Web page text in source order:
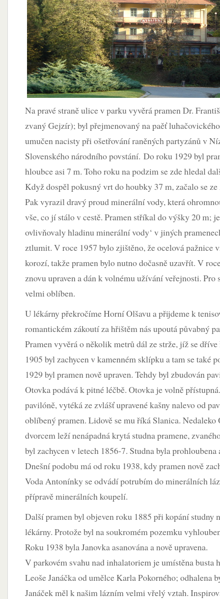
Na pravé straně ulice v parku vyvěrá pramen Dr.
zvaný Gejzír); byl přejmenovaný na paěť
umučen nacisty při ošetřování raněných partyzánů v
Slovenského národního povstání. Do roku 1929 byl
hloubce asi 7 m. Toho roku na podzim se zde hledal
Když dospěl pokusný vrt do houbky 37 m, začalo se
Pak vyrazil dravý proud minerální vody, která
vše, co jí stálo v cestě. Pramen stříkal do výšky 20 m;
ovlivňovaly hladinu minerální vody‘ v jiných
ztlumit. V roce 1957 bylo zjištěno, že ocelová pažnice
korozí, takže pramen bylo nutno dočasně uzavřít. V
znovu upraven a dán k volnému užívání veřejnosti.
velmi oblíben.
U lékárny překročíme Horní Olšavu a přijdeme k
romantickém zákoutí za hřištěm nás upoutá půvabný
Pramen vyvěrá o několik metrů dál ze strže, jíž se
1905 byl zachycen v kamenném sklípku a tam se také
1929 byl pramen nově upraven. Tehdy byl zbudován
Otovka podává k pitné léčbě. Otovka je volně
pavilóně, vytéká ze zvlášť upravené kašny nalevo od
oblíbený pramen. Lidově se mu říká Slanica.
dvorcem leží nenápadná krytá studna pramene,
byl zachycen v letech 1856-7. Studna byla
Dnešní podobu má od roku 1938, kdy pramen nově
Voda Antonínky se odvádí potrubím do minerálních
přípravě minerálních koupelí.
Další pramen byl objeven roku 1885 při kopání studny
lékárny. Protože byl na soukromém pozemku
Roku 1938 byla Janovka asanována a nově upravena.
V parkovém svahu nad inhalatoriem je umístěna busta
Leoše Janáčka od umělce Karla Pokorného; odhalena
Janáček měl k našim lázním velmi vřelý vztah.